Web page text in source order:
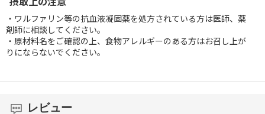
・ワルファリン等の抗血液凝固薬を処方されている方は医師、薬
剤師に相談してください。
・原材料名をご確認の上、食物アレルギーのある方はお召し上が
りにならないでください。
レビュー